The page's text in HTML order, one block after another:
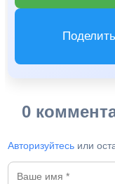
0
Авторизуйтесь или